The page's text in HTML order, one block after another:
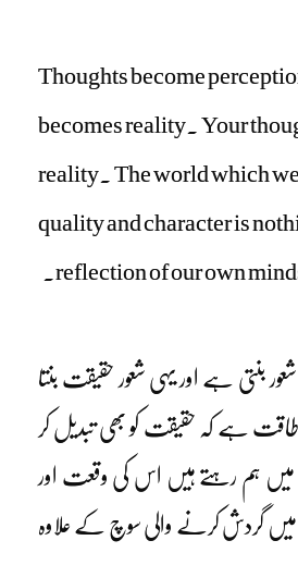
Thoughts become
becomes reality. Your
reality. The world which
quality and character is
reflection of our own
بنتی ہے اور یہی شعور حقیقت بنتا
ہے کہ حقیقت کو بھی تبدیل کر
میں ہم رہتے ہیں اس کی وقعت اور
گردش کرنے والی سوچ کے علاوہ